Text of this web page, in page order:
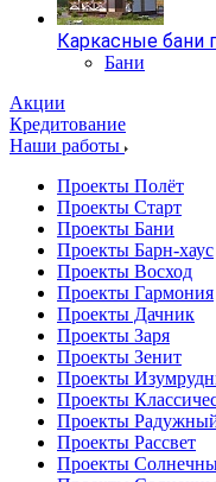
Каркасные бани
Бани
Акции
Кредитование
Наши работы
Проекты Полёт
Проекты Старт
Проекты Бани
Проекты Барн-хаус
Проекты Восход
Проекты Гармония
Проекты Дачник
Проекты Заря
Проекты Зенит
Проекты
Проекты
Проекты
Проекты Рассвет
Проекты